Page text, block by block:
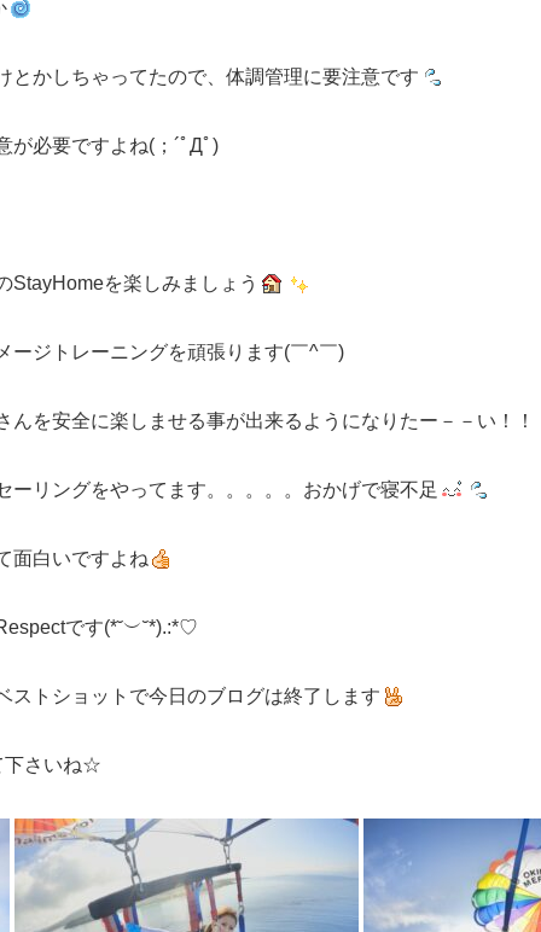
とかしちゃってたので、体調管理に要注意です
必要ですよね(；´ﾟДﾟ)ゞ
StayHomeを楽しみましょう
ジトレーニングを頑張ります(￣^￣)ゞ
を安全に楽しませる事が出来るようになりたー－－い！！
ーリングをやってます。。。。。おかげで寝不足
面白いですよね
です(*˘︶˘*).:*♡
ストショットで今日のブログは終了します
下さいね☆